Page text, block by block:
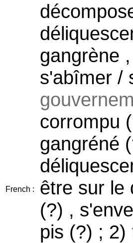
French :
gangrène ,
s'abîmer /
corrompu
gangréné
être sur
(?) ,
pis (?) ; 2)